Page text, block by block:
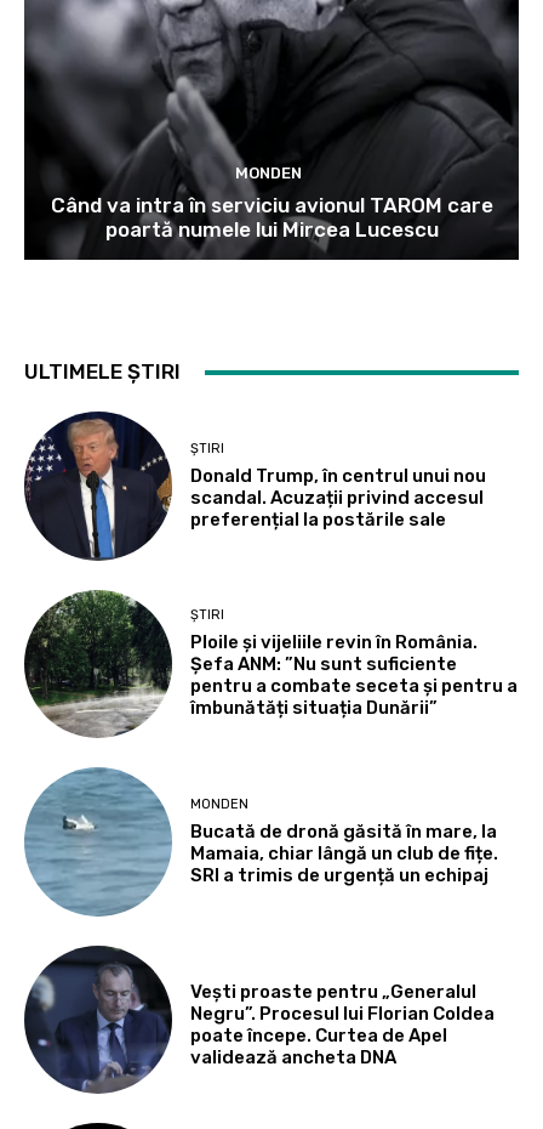
MONDEN
Când va intra în serviciu avionul TAROM care
poartă numele lui Mircea Lucescu
ULTIMELE ȘTIRI
ȘTIRI
Donald Trump, în centrul unui nou
scandal. Acuzații privind accesul
preferențial la postările sale
ȘTIRI
Ploile și vijeliile revin în România.
Șefa ANM: ”Nu sunt suficiente
pentru a combate seceta și pentru a
îmbunătăți situația Dunării”
MONDEN
Bucată de dronă găsită în mare, la
Mamaia, chiar lângă un club de fițe.
SRI a trimis de urgență un echipaj
Vești proaste pentru „Generalul
Negru”. Procesul lui Florian Coldea
poate începe. Curtea de Apel
validează ancheta DNA